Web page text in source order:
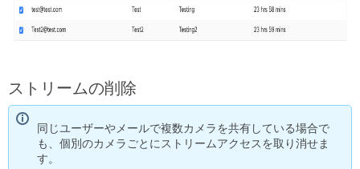
ストリームの削除
同じユーザーやメールで複数カメラを共有している場合で
も、個別のカメラごとにストリームアクセスを取り消せま
す。